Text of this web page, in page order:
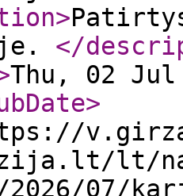
>
</
Thu, 02 Jul
>
lt/
07/